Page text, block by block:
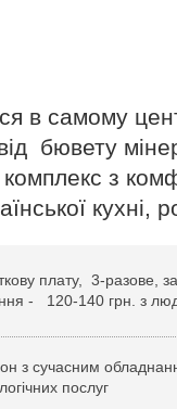
в самому
бювету
з
плату, 3-разове,
- 120-140 грн. з
з сучасним
послуг